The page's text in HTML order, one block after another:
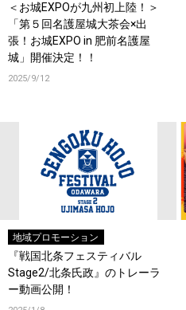
＜お城EXPOが九州初上陸！＞
「第５回名護屋城大茶会×出
張！お城EXPO in 肥前名護屋
城」開催決定！！
2025/9/12
地域プロモーション
『戦国北条フェスティバル
Stage2/北条氏政』のトレーラ
ー動画公開！